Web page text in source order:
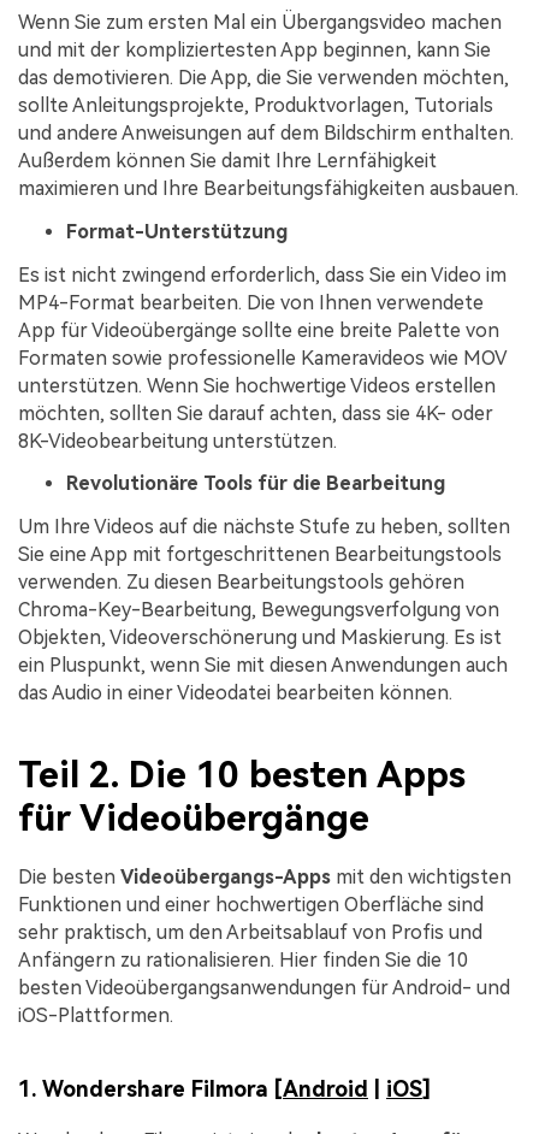
Wenn Sie zum ersten Mal ein Übergangsvideo machen
und mit der kompliziertesten App beginnen, kann Sie
das demotivieren. Die App, die Sie verwenden möchten,
sollte Anleitungsprojekte, Produktvorlagen, Tutorials
und andere Anweisungen auf dem Bildschirm enthalten.
Außerdem können Sie damit Ihre Lernfähigkeit
maximieren und Ihre Bearbeitungsfähigkeiten ausbauen.
Format-Unterstützung
Es ist nicht zwingend erforderlich, dass Sie ein Video im
MP4-Format bearbeiten. Die von Ihnen verwendete
App für Videoübergänge sollte eine breite Palette von
Formaten sowie professionelle Kameravideos wie MOV
unterstützen. Wenn Sie hochwertige Videos erstellen
möchten, sollten Sie darauf achten, dass sie 4K- oder
8K-Videobearbeitung unterstützen.
Revolutionäre Tools für die Bearbeitung
Um Ihre Videos auf die nächste Stufe zu heben, sollten
Sie eine App mit fortgeschrittenen Bearbeitungstools
verwenden. Zu diesen Bearbeitungstools gehören
Chroma-Key-Bearbeitung, Bewegungsverfolgung von
Objekten, Videoverschönerung und Maskierung. Es ist
ein Pluspunkt, wenn Sie mit diesen Anwendungen auch
das Audio in einer Videodatei bearbeiten können.
Teil 2. Die 10 besten Apps
für Videoübergänge
Die besten Videoübergangs-Apps mit den wichtigsten
Funktionen und einer hochwertigen Oberfläche sind
sehr praktisch, um den Arbeitsablauf von Profis und
Anfängern zu rationalisieren. Hier finden Sie die 10
besten Videoübergangsanwendungen für Android- und
iOS-Plattformen.
1. Wondershare Filmora [Android iOS]